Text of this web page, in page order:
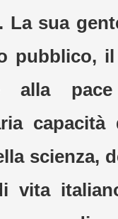
La sua
pubblico,
alla
scienza,
vita